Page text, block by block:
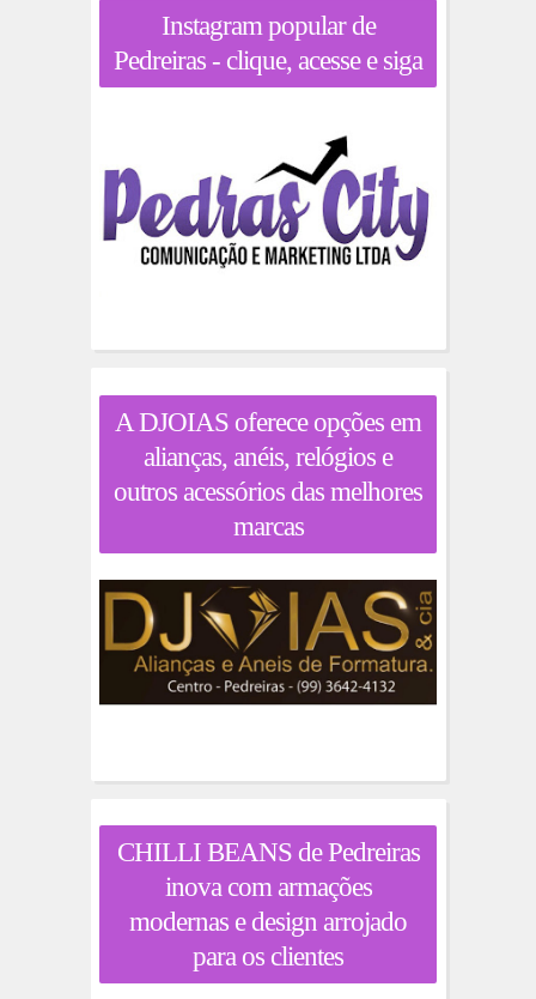
Instagram popular de
Pedreiras - clique, acesse e siga
A DJOIAS oferece opções em
alianças, anéis, relógios e
outros acessórios das melhores
marcas
CHILLI BEANS de Pedreiras
inova com armações
modernas e design arrojado
para os clientes